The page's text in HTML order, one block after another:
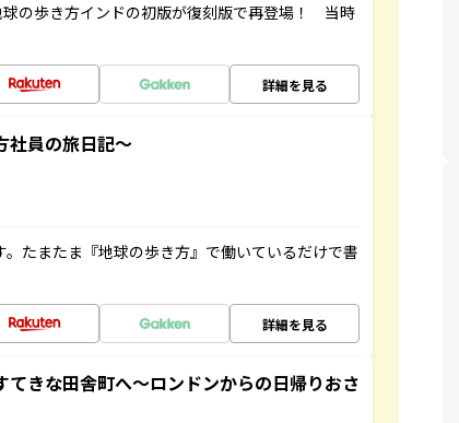
の歩き方インドの初版が復刻版で再登場！ 当時
詳細を見る
社員の旅日記～
たまたま『地球の歩き方』で働いているだけで書
詳細を見る
きな田舎町へ～ロンドンからの日帰りおさ